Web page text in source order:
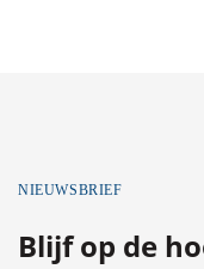
NIEUWSBRIEF
Blijf op de